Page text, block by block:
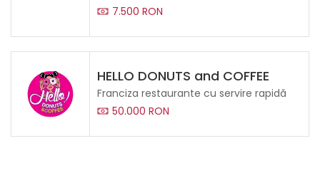
7.500 RON
HELLO DONUTS and COFFEE
Franciza restaurante cu servire rapidă
50.000 RON